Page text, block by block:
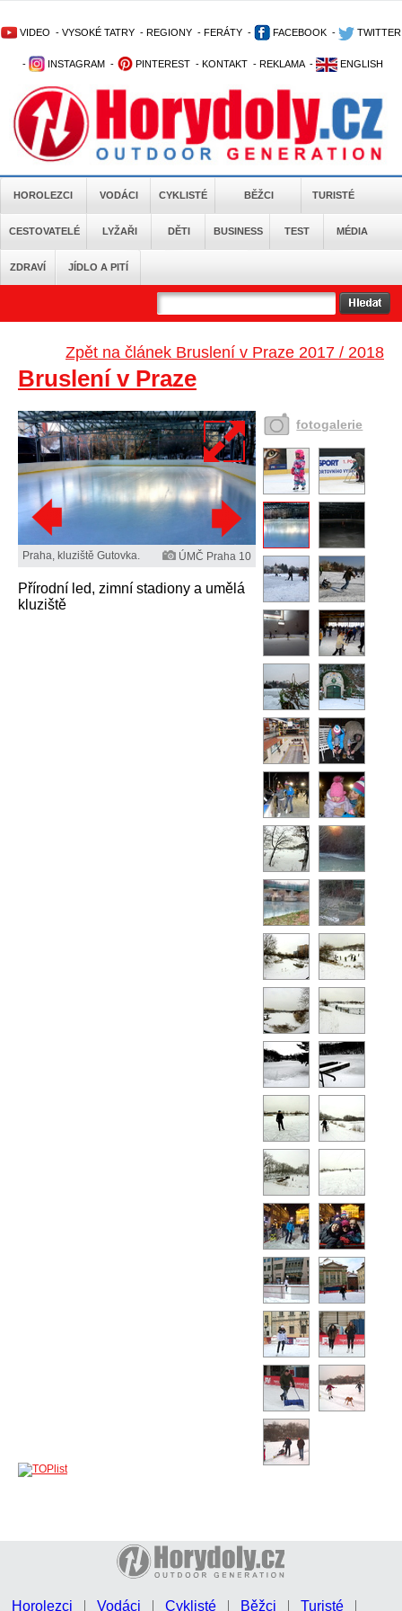
VIDEO - VYSOKÉ TATRY - REGIONY - FERÁTY - FACEBOOK - TWITTER
- INSTAGRAM - PINTEREST - KONTAKT - REKLAMA - ENGLISH
HOROLEZCI VODÁCI CYKLISTÉ BĚŽCI TURISTÉ
CESTOVATELÉ LYŽAŘI DĚTI BUSINESS TEST MÉDIA
ZDRAVÍ JÍDLO A PITÍ
Zpět na článek Bruslení v Praze 2017 / 2018
Bruslení v Praze
Praha, kluziště Gutovka. ÚMČ Praha 10
Přírodní led, zimní stadiony a umělá
kluziště
fotogalerie
Horolezci Vodáci Cyklisté Běžci Turisté